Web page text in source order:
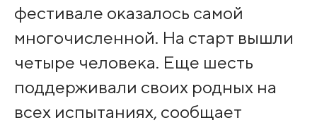
фестивале оказалось самой
многочисленной. На старт вышли
четыре человека. Еще шесть
поддерживали своих родных на
всех испытаниях, сообщает